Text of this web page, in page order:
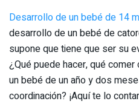
Desarrollo de un bebé de 14
desarrollo de un bebé de
supone que tiene que ser su
¿Qué puede hacer, qué
un bebé de un año y dos
coordinación? ¡Aquí te lo